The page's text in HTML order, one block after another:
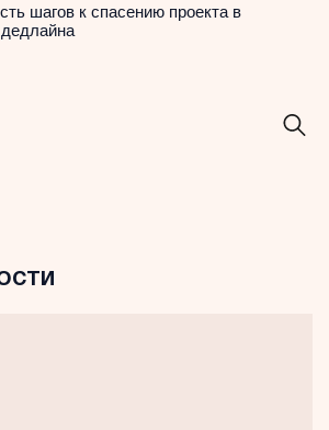
шагов к спасению проекта в